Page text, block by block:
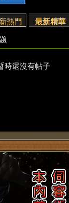
熱門 最新精華
時還沒有帖子